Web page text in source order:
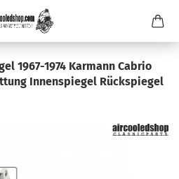
1967-1974 Karmann Cabrio
Innenspiegel Rückspiegel